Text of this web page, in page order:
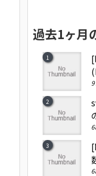
過去1ヶ月